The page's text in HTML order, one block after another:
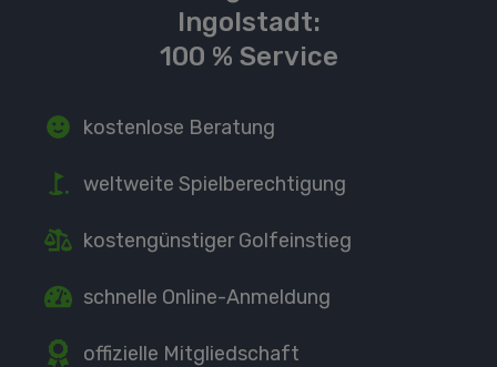
Ingolstadt:
100 % Service
kostenlose Beratung
weltweite Spielberechtigung
kostengünstiger Golfeinstieg
schnelle Online-Anmeldung
offizielle Mitgliedschaft